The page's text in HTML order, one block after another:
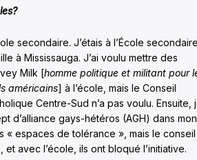
secondaire. J’étais à l’École
à Mississauga. J’ai voulu mettre des
Milk [homme politique et militant pour
américains] à l’école, mais le Conseil
Centre-Sud n’a pas voulu. Ensuite,
d’alliance gays-hétéros (AGH) dans mon
« espaces de tolérance », mais le conseil
et avec l’école, ils ont bloqué l’initiative.